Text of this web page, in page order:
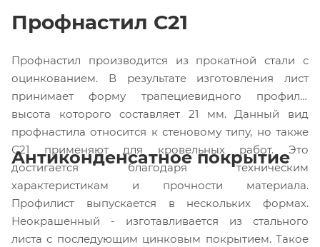
Профнастил С21
Профнастил производится из прокатной стали с
оцинкованием. В результате изготовления лист
принимает форму трапециевидного профиля,
высота которого составляет 21 мм. Данный вид
профнастила относится к стеновому типу, но также
С21 применяют для кровельных работ. Это
достигается благодаря техническим
характеристикам и прочности материала.
Профилист выпускается в нескольких формах.
Неокрашенный - изготавливается из стального
листа с последующим цинковым покрытием. Такое
Антиконденсатное покрытие